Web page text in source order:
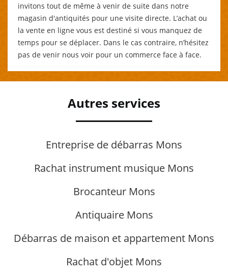
invitons tout de même à venir de suite dans notre
magasin d'antiquités pour une visite directe. L’achat ou
la vente en ligne vous est destiné si vous manquez de
temps pour se déplacer. Dans le cas contraire, n’hésitez
pas de venir nous voir pour un commerce face à face.
Autres services
Entreprise de débarras Mons
Rachat instrument musique Mons
Brocanteur Mons
Antiquaire Mons
Débarras de maison et appartement Mons
Rachat d'objet Mons